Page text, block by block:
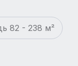
82 - 238 м²